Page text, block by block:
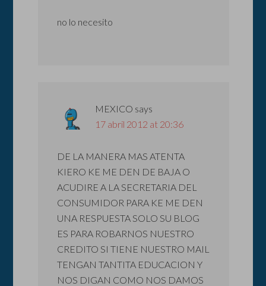
no lo necesito
MEXICO says
17 abril 2012 at 20:36
DE LA MANERA MAS ATENTA
KIERO KE ME DEN DE BAJA O
ACUDIRE A LA SECRETARIA DEL
CONSUMIDOR PARA KE ME DEN
UNA RESPUESTA SOLO SU BLOG
ES PARA ROBARNOS NUESTRO
CREDITO SI TIENE NUESTRO MAIL
TENGAN TANTITA EDUCACION Y
NOS DIGAN COMO NOS DAMOS